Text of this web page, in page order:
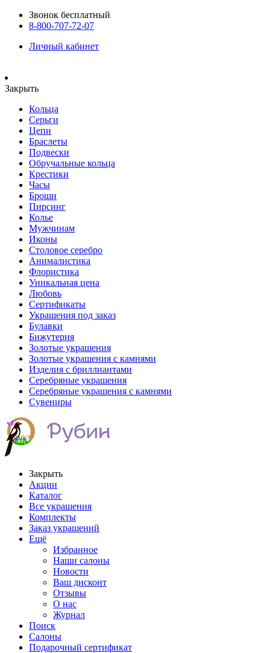
Звонок бесплатный
8-800-707-72-07
Личный кабинет
Закрыть
Кольца
Серьги
Цепи
Браслеты
Подвески
Обручальные кольца
Крестики
Часы
Броши
Пирсинг
Колье
Мужчинам
Иконы
Столовое серебро
Анималистика
Флористика
Уникальная цена
Любовь
Сертификаты
Украшения под заказ
Булавки
Бижутерия
Золотые украшения
Золотые украшения с камнями
Изделия с бриллиантами
Серебряные украшения
Серебряные украшения с камнями
Сувениры
Закрыть
Акции
Каталог
Все украшения
Комплекты
Заказ украшений
Ещё
Избранное
Наши салоны
Новости
Ваш дисконт
Отзывы
О нас
Журнал
Поиск
Салоны
Подарочный сертификат